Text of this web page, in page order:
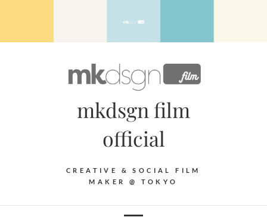
mkdsgn film
official
CREATIVE & SOCIAL FILM
MAKER @ TOKYO